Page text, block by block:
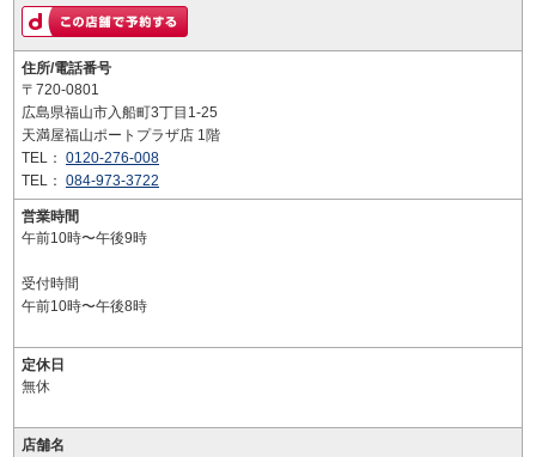
住所/電話番号
〒720-0801
広島県福山市入船町3丁目1-25
天満屋福山ポートプラザ店 1階
TEL： 0120-276-008
TEL： 084-973-3722
営業時間
午前10時〜午後9時
受付時間
午前10時〜午後8時
定休日
無休
店舗名